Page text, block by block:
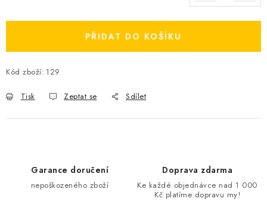
PŘIDAT DO KOŠÍKU
Kód zboží: 129
Tisk Zeptat se Sdílet
Garance doručení
nepoškozeného zboží
Doprava zdarma
Ke každé objednávce nad 1 000
Kč platíme dopravu my!